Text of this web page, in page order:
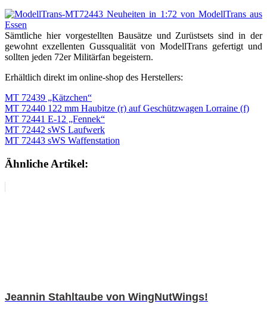
Sämtliche hier vorgestellten Bausätze und Zurüstsets sind in der
gewohnt exzellenten Gussqualität von ModellTrans gefertigt und
sollten jeden 72er Militärfan begeistern.
Erhältlich direkt im online-shop des Herstellers:
MT 72439 „Kätzchen“
MT 72440 122 mm Haubitze (r) auf Geschützwagen Lorraine (f)
MT 72441 E-12 „Fennek“
MT 72442 sWS Laufwerk
MT 72443 sWS Waffenstation
Ähnliche Artikel:
Jeannin Stahltaube von WingNutWings!